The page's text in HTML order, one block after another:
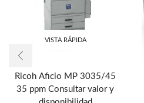
VISTA RÁPIDA
Ricoh Aficio MP 3035/45
35 ppm Consultar valor y